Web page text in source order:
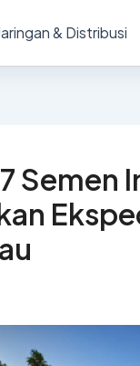
& Distribusi
Semen